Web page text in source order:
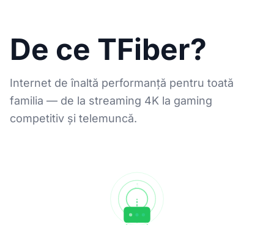
De ce TFiber?
Internet de înaltă performanță pentru toată
familia — de la streaming 4K la gaming
competitiv și telemuncă.